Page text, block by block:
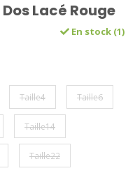
Lacé Rouge
En stock (1)
Taille4 Taille6
Taille14
Taille22